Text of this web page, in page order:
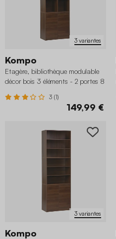
3 variantes
Kompo
Etagère, bibliothèque modulable
décor bois 3 éléments - 2 portes 8
3 (1)
149,99 €
3 variantes
Kompo